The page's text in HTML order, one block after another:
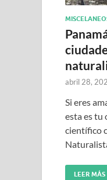
abril 28,
Si eres
esta es tu
científico
LEER MÁS